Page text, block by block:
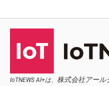
IoTNEWS AI+は、 株式会社アール